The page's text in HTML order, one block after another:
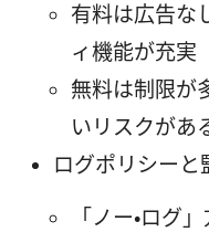
有料は広告な
ィ機能が充実
無料は制限が
いリスクがあ
ログポリシーと
「ノー・ログ